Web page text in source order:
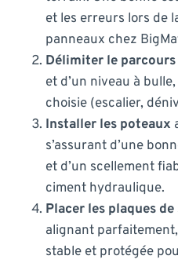
et les erreurs lors de
panneaux chez
Délimiter le parcours
et d’un niveau à
choisie (escalier,
Installer les poteaux
s’assurant d’une
et d’un scellement
ciment hydraulique.
Placer les plaques
alignant
stable et protégée